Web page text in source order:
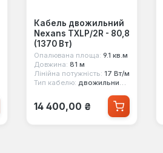
Кабель двожильний
Nexans TXLP/2R - 80,8
(1370 Вт)
Опалювана площа: 9.1 кв.м
Довжина: 81 м
Лінійна потужність: 17 Вт/м
Тип кабелю: двожильний екранований
Звичайна ціна:
14 400,00 ₴